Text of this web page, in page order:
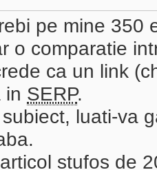
pe mine 350
o comparatie
ca un link
in SERP.
luati-va
stufos de